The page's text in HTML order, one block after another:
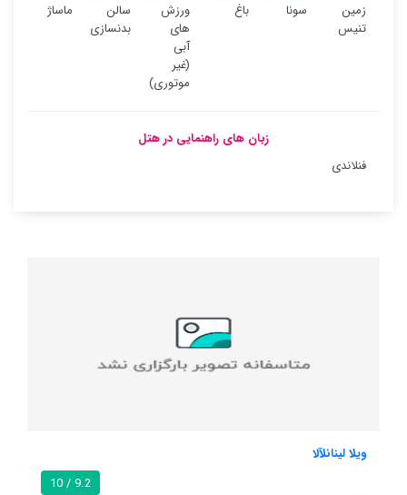
زمین
تنیس
سونا باغ
ورزش
های
آبی
(غیر
موتوری)
سالن
بدنسازی
ماساژ
زبان های راهنمایی در هتل
فنلاندی